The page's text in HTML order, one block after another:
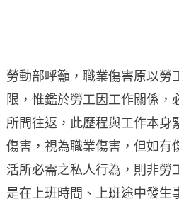
勞動部呼籲，職業傷害原以
限，惟鑑於勞工因工作關係
所間往返，此歷程與工作本
傷害，視為職業傷害，但如有
活所必需之私人行為，則非
是在上班時間、上班途中發